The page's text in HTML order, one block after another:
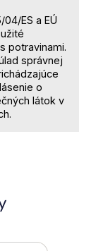
ES a EÚ
potravinami.
správnej
o
látok v